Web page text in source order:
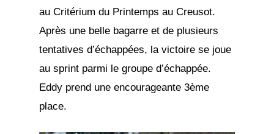
au Critérium du Printemps au Creusot.
Après une belle bagarre et de plusieurs
tentatives d’échappées, la victoire se joue
au sprint parmi le groupe d’échappée.
Eddy prend une encourageante 3ème
place.